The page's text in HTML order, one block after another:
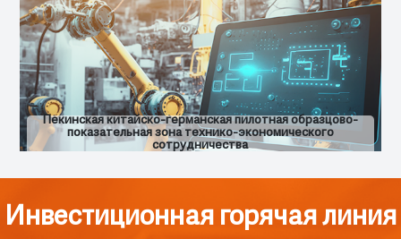
Пекинская китайско-германская пилотная образцово-
показательная зона технико-экономического
сотрудничества
Инвестиционная горячая линия